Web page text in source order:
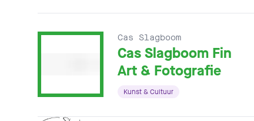
Cas Slagboom
Cas Slagboom Fin
Art & Fotografie
Kunst & Cultuur